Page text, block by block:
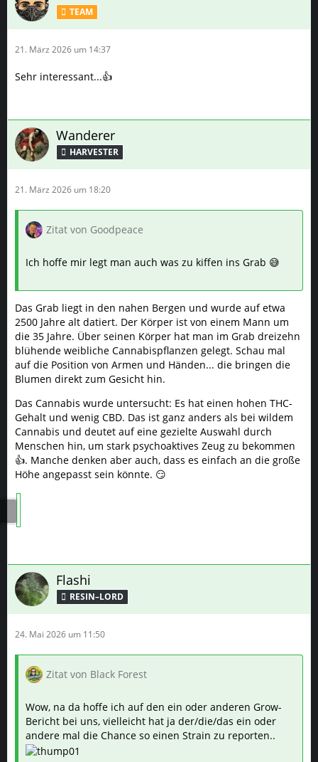
TEAM
21. März 2026 um 14:37
Sehr interessant...👍
Wanderer
HARVESTER
21. März 2026 um 18:20
Zitat von Goodpeace
Ich hoffe mir legt man auch was zu kiffen ins Grab 😅
Das Grab liegt in den nahen Bergen und wurde auf etwa
2500 Jahre alt datiert. Der Körper ist von einem Mann um
die 35 Jahre. Über seinen Körper hat man im Grab dreizehn
blühende weibliche Cannabispflanzen gelegt. Schau mal
auf die Position von Armen und Händen... die bringen die
Blumen direkt zum Gesicht hin.
Das Cannabis wurde untersucht: Es hat einen hohen THC-
Gehalt und wenig CBD. Das ist ganz anders als bei wildem
Cannabis und deutet auf eine gezielte Auswahl durch
Menschen hin, um stark psychoaktives Zeug zu bekommen
👍. Manche denken aber auch, dass es einfach an die große
Höhe angepasst sein könnte. 😏
Flashi
RESIN–LORD
24. Mai 2026 um 11:50
Zitat von Black Forest
Wow, na da hoffe ich auf den ein oder anderen Grow-
Bericht bei uns, vielleicht hat ja der/die/das ein oder
andere mal die Chance so einen Strain zu reporten..